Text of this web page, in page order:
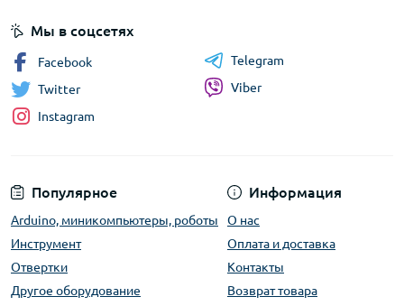
Популярное
Arduino, миникомпьютеры, роботы
Инструмент
Отвертки
Другое оборудование
Информация
О нас
Оплата и доставка
Контакты
Возврат товара
Мы в соцсетях
Facebook
Twitter
Instagram
Telegram
Viber